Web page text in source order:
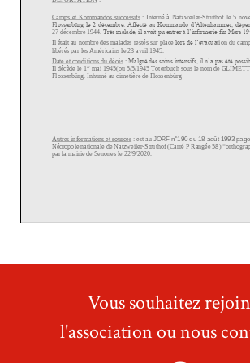
Vous souhaitez
l'association ou nous